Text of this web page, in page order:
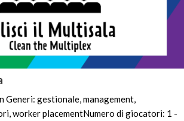
Generi: gestionale, management,
worker placementNumero di giocatori: 1 -